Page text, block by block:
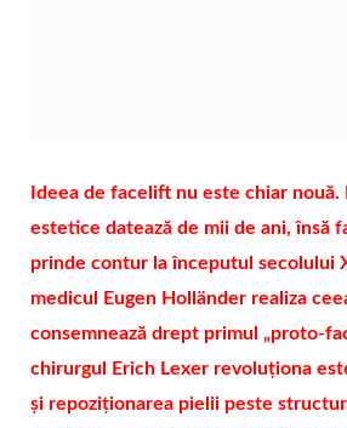
Ideea de facelift nu este chiar
estetice datează de mii de ani, însă
prinde contur la începutul secolului
medicul Eugen Holländer realiza
consemnează drept primul „proto-
chirurgul Erich Lexer revoluționa
și repoziționarea pielii peste